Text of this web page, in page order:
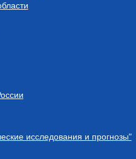
исследования и прогнозы"